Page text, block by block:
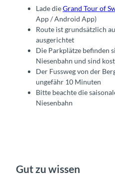
Lade dieGrand Tour of
App / Android App)
Route ist grundsätzlich
ausgerichtet
Die Parkplätze befinden
Niesenbahn und sind
Der Fussweg von der
ungefähr 10 Minuten
Bitte beachte die
Niesenbahn
Gut zu wissen